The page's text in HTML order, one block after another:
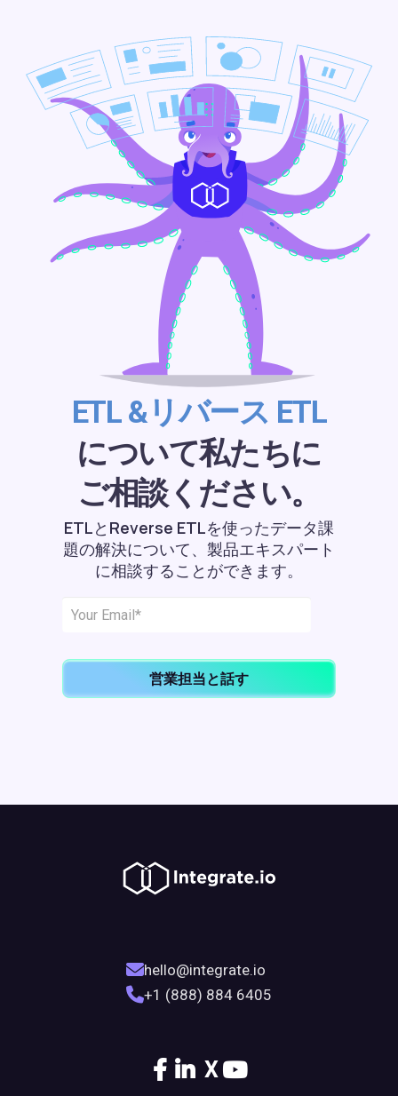
ETL &リバース ETL
について私たちに
ご相談ください。
ETLとReverse ETLを使ったデータ課
題の解決について、製品エキスパート
に相談することができます。
営業担当と話す
hello@integrate.io
+1 (888) 884 6405
X